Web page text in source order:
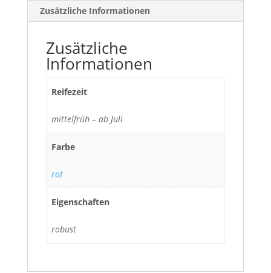
Zusätzliche Informationen
Zusätzliche
Informationen
Reifezeit
mittelfrüh – ab Juli
Farbe
rot
Eigenschaften
robust